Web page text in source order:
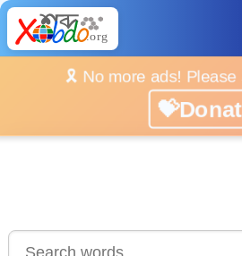
🎗️ No more ads! Please